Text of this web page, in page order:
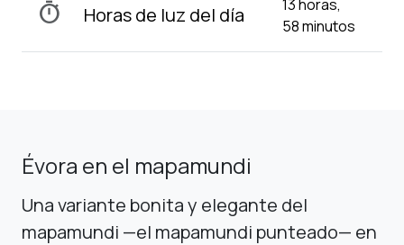
timer Horas de luz del día
13 horas,
58 minutos
Évora en el mapamundi
Una variante bonita y elegante del
mapamundi —el mapamundi punteado— en